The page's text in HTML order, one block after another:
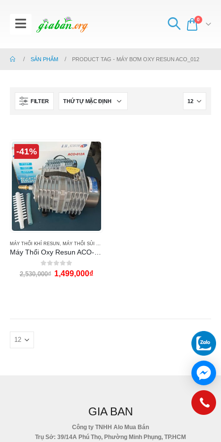
0
SẢN PHẨM PRODUCT TAG - MÁY BƠM OXY RESUN ACO_012
FILTER
-41%
MÁY THỔI KHÍ RESUN MÁY THỔI SỦI KHÍ OXY
0out of 5
2,530,000₫ 1,499,000₫
GIA BAN
Công ty TNHH Alo Mua Bán
Trụ Sở: 39/14A Phú Thọ, Phường Minh Phụng, TP.HCM